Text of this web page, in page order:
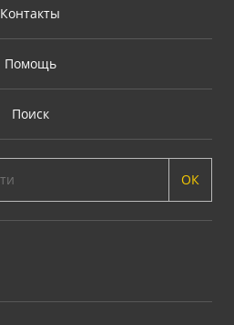
Контакты
Помощь
Поиск
ОК